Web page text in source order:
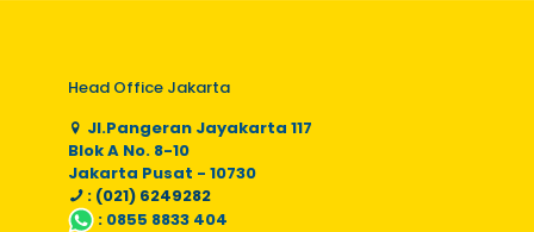
Head Office Jakarta
Jl.Pangeran Jayakarta 117
Blok A No. 8-10
Jakarta Pusat - 10730
: (021) 6249282
: 0855 8833 404